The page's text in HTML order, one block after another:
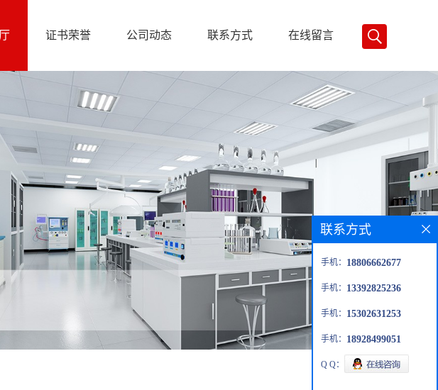
证书荣誉 公司动态 联系方式 在线留言
联系方式
手机： 18806662677
手机： 13392825236
手机： 15302631253
手机： 18928499051
Q Q：